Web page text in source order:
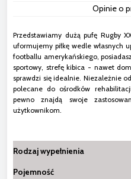
Opinie o
Przedstawiamy dużą pufę Rugby
uformujemy piłkę wedle własnych
footballu amerykańskiego,
sportowy, strefę kibica - nawet
sprawdzi się idealnie. Niezależnie
polecane do ośrodków
pewno znajdą swoje
użytkownikom.
Rodzaj wypełnienia
Pojemność